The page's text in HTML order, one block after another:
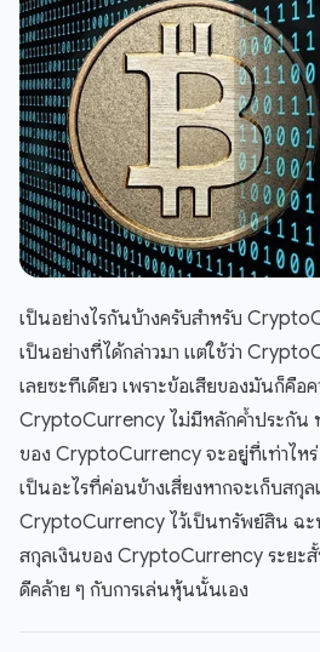
เป็นอย่างไรกันบ้างครับสำหรับ
เป็นอย่างที่ได้กล่าวมา แต่ใช้ว่า
เลยซะทีเดียว เพราะข้อเสียของมันก็คือ
CryptoCurrency ไม่มีหลักค้ำประกัน ท
ของ CryptoCurrency จะอยู่ที่เท่าไห
เป็นอะไรที่ค่อนข้างเสี่ยงหากจะเก็บสกุล
CryptoCurrency ไว้เป็นทรัพย์สิน ฉ
สกุลเงินของ CryptoCurrency ระยะสั้
ดีคล้าย ๆ กับการเล่นหุ้นนั้นเอง